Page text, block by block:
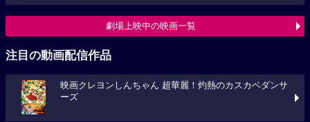
劇場上映中の映画一覧
注目の動画配信作品
映画クレヨンしんちゃん 超華麗！灼熱のカスカベダンサ
ーズ